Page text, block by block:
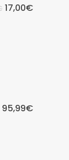
17,00€
95,99€